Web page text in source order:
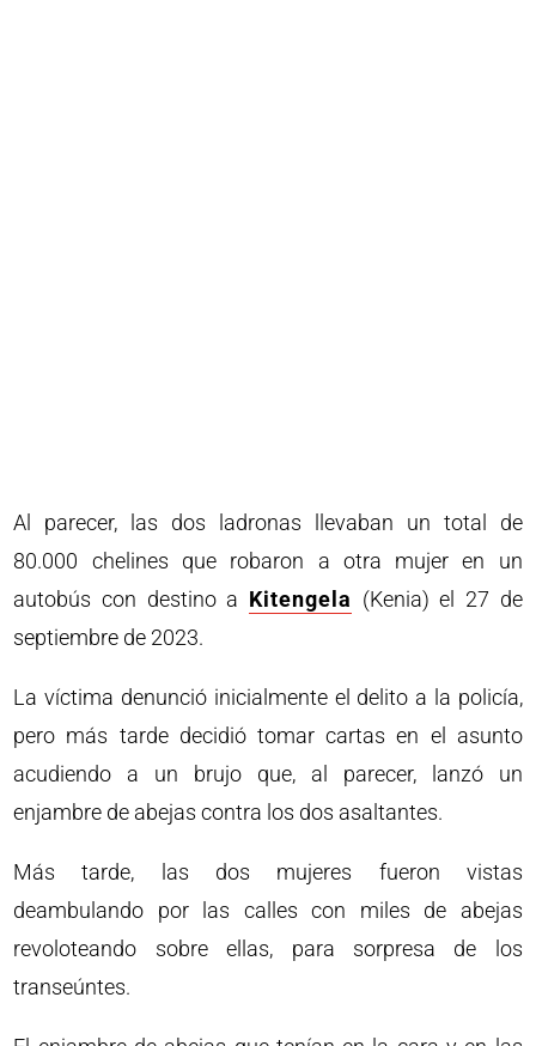
Al parecer, las dos ladronas llevaban un total de
80.000 chelines que robaron a otra mujer en un
autobús con destino a Kitengela (Kenia) el 27 de
septiembre de 2023.
La víctima denunció inicialmente el delito a la policía,
pero más tarde decidió tomar cartas en el asunto
acudiendo a un brujo que, al parecer, lanzó un
enjambre de abejas contra los dos asaltantes.
Más tarde, las dos mujeres fueron vistas
deambulando por las calles con miles de abejas
revoloteando sobre ellas, para sorpresa de los
transeúntes.